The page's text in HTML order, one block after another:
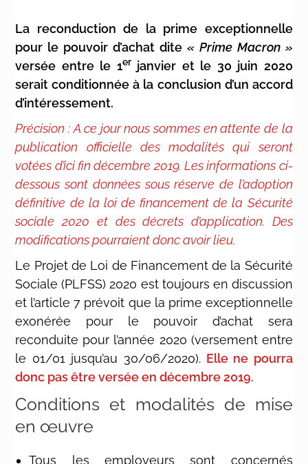
La reconduction de la prime exceptionnelle
pour le pouvoir d’achat dite « Prime Macron »
versée entre le 1erjanvier et le 30 juin 2020
serait conditionnée à la conclusion d’un accord
d’intéressement.
Précision : A ce jour nous sommes en attente de la
publication officielle des modalités qui seront
votées d’ici fin décembre 2019. Les informations ci-
dessous sont données sous réserve de l’adoption
définitive de la loi de financement de la Sécurité
sociale 2020 et des décrets d’application. Des
modifications pourraient donc avoir lieu.
Le Projet de Loi de Financement de la Sécurité
Sociale (PLFSS) 2020 est toujours en discussion
et l’article 7 prévoit que la prime exceptionnelle
exonérée pour le pouvoir d’achat sera
reconduite pour l’année 2020 (versement entre
le 01/01 jusqu’au 30/06/2020). Elle ne pourra
donc pas être versée en décembre 2019.
Conditions et modalités de mise
en œuvre
Tous les employeurs sont concernés